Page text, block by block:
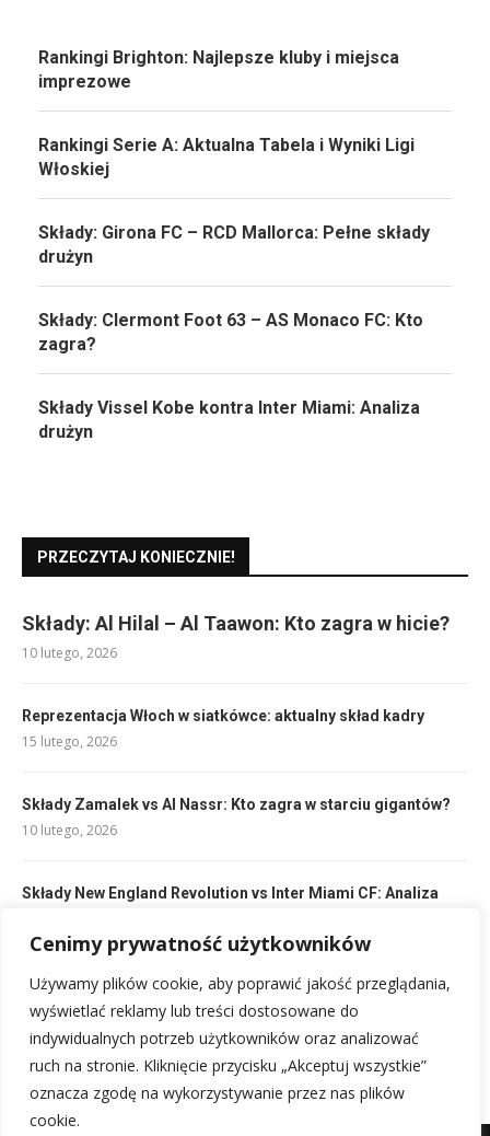
Cenimy prywatność użytkowników
Używamy plików cookie, aby poprawić jakość przeglądania,
wyświetlać reklamy lub treści dostosowane do
indywidualnych potrzeb użytkowników oraz analizować
ruch na stronie. Kliknięcie przycisku „Akceptuj wszystkie”
oznacza zgodę na wykorzystywanie przez nas plików
cookie.
Rankingi Brighton: Najlepsze kluby i miejsca
imprezowe
Rankingi Serie A: Aktualna Tabela i Wyniki Ligi
Włoskiej
Składy: Girona FC – RCD Mallorca: Pełne składy
drużyn
Składy: Clermont Foot 63 – AS Monaco FC: Kto
zagra?
Składy Vissel Kobe kontra Inter Miami: Analiza
drużyn
PRZECZYTAJ KONIECZNIE!
Składy: Al Hilal – Al Taawon: Kto zagra w hicie?
10 lutego, 2026
Reprezentacja Włoch w siatkówce: aktualny skład kadry
15 lutego, 2026
Składy Zamalek vs Al Nassr: Kto zagra w starciu gigantów?
10 lutego, 2026
Składy New England Revolution vs Inter Miami CF: Analiza
10 lutego, 2026
Składy Al-Hilal vs Mumbai City FC: Pełne składy i analizy
10 lutego, 2026